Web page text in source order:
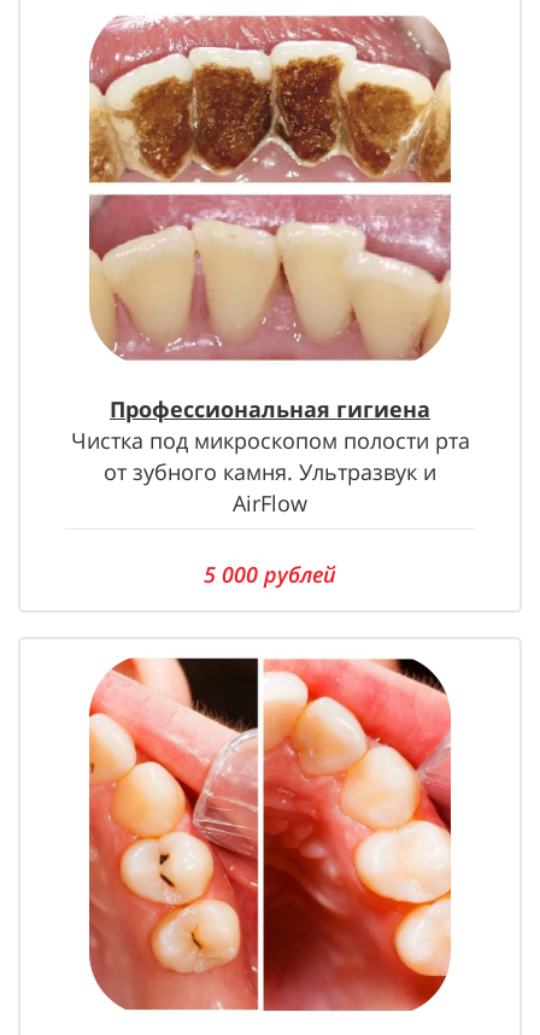
Профессиональная гигиена
Чистка под микроскопом полости рта
от зубного камня. Ультразвук и
AirFlow
5 000 рублей